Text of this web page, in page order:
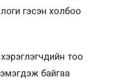
гэсэн холбоо
тоо
байгаа